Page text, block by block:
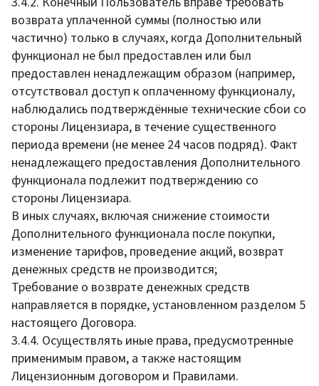
возврата уплаченной суммы (полностью или
частично) только в случаях, когда Дополнительный
функционал не был предоставлен или был
предоставлен ненадлежащим образом (например,
отсутствовал доступ к оплаченному функционалу,
наблюдались подтверждённые технические сбои со
стороны Лицензиара, в течение существенного
периода времени (не менее 24 часов подряд). Факт
ненадлежащего предоставления Дополнительного
функционала подлежит подтверждению со
стороны Лицензиара.
В иных случаях, включая снижение стоимости
Дополнительного функционала после покупки,
изменение тарифов, проведение акций, возврат
денежных средств не производится;
Требование о возврате денежных средств
направляется в порядке, установленном разделом 5
настоящего Договора.
3.4.4. Осуществлять иные права, предусмотренные
применимым правом, а также настоящим
Лицензионным договором и Правилами.